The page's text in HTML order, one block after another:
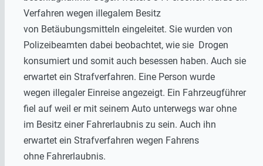
Verfahren wegen illegalem Besitz
von Betäubungsmitteln eingeleitet. Sie wurden von
Polizeibeamten dabei beobachtet, wie sie Drogen
konsumiert und somit auch besessen haben. Auch sie
erwartet ein Strafverfahren. Eine Person wurde
wegen illegaler Einreise angezeigt. Ein Fahrzeugführer
fiel auf weil er mit seinem Auto unterwegs war ohne
im Besitz einer Fahrerlaubnis zu sein. Auch ihn
erwartet ein Strafverfahren wegen Fahrens
ohne Fahrerlaubnis.